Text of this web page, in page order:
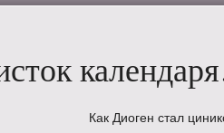
Как Диоген стал